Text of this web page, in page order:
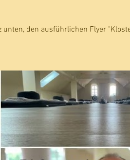
den ausführlichen Flyer